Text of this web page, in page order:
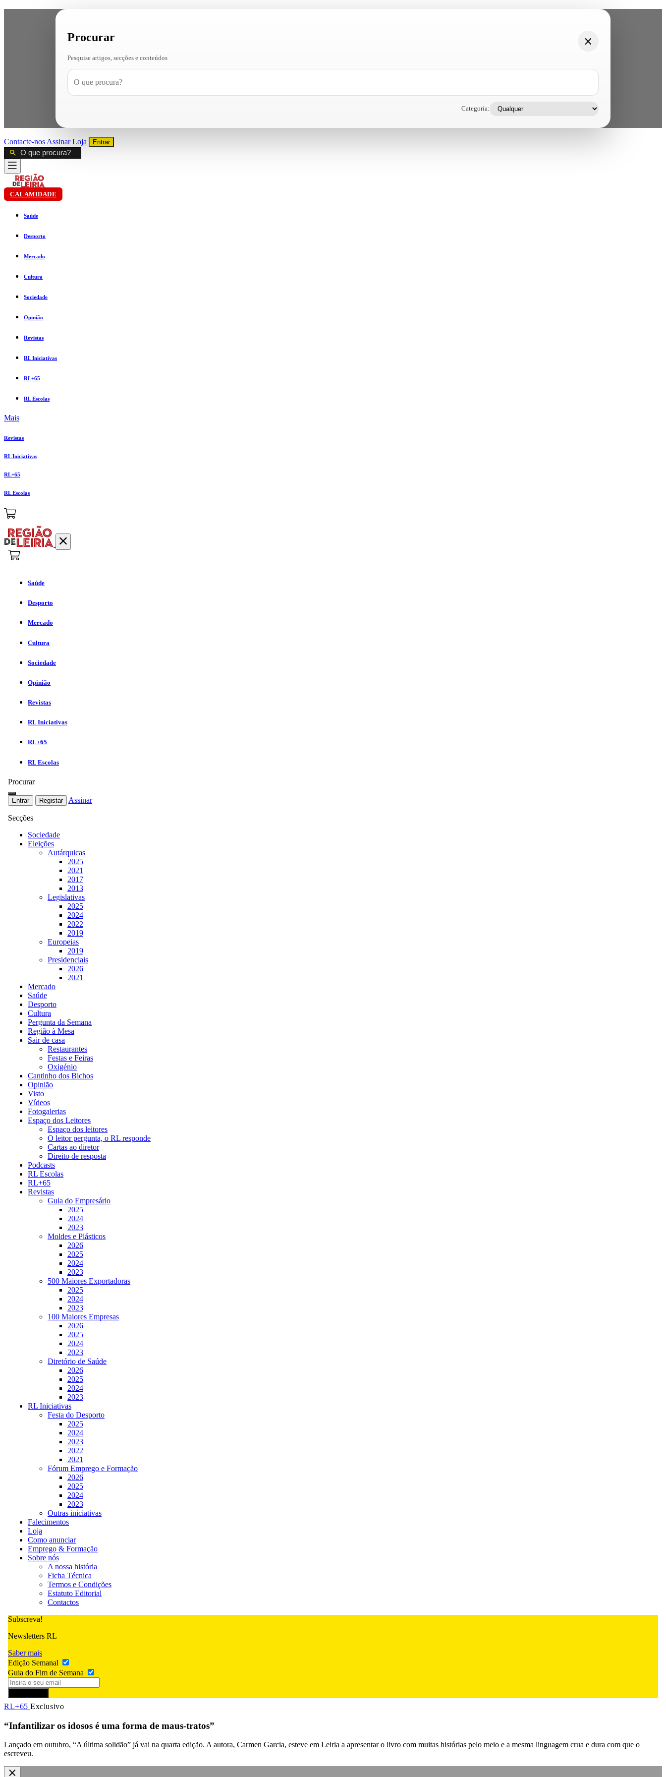
Procurar
Pesquise artigos, secções e conteúdos
Categoria:
Contacte-nos AssinarLoja Entrar
CALAMIDADE
Saúde
Desporto
Mercado
Cultura
Sociedade
Opinião
Revistas
RL Iniciativas
RL+65
RL Escolas
Mais
Revistas
RL Iniciativas
RL+65
RL Escolas
Saúde
Desporto
Mercado
Cultura
Sociedade
Opinião
Revistas
RL Iniciativas
RL+65
RL Escolas
Procurar
Entrar Registar Assinar
Secções
Sociedade
Eleições
Autárquicas
2025
2021
2017
2013
Legislativas
2025
2024
2022
2019
Europeias
2019
Presidenciais
2026
2021
Mercado
Saúde
Desporto
Cultura
Pergunta da Semana
Região à Mesa
Sair de casa
Restaurantes
Festas e Feiras
Oxigénio
Cantinho dos Bichos
Opinião
Visto
Vídeos
Fotogalerias
Espaço dos Leitores
Espaço dos leitores
O leitor pergunta, o RL responde
Cartas ao diretor
Direito de resposta
Podcasts
RL Escolas
RL+65
Revistas
Guia do Empresário
2025
2024
2023
Moldes e Plásticos
2026
2025
2024
2023
500 Maiores Exportadoras
2025
2024
2023
100 Maiores Empresas
2026
2025
2024
2023
Diretório de Saúde
2026
2025
2024
2023
RL Iniciativas
Festa do Desporto
2025
2024
2023
2022
2021
Fórum Emprego e Formação
2026
2025
2024
2023
Outras iniciativas
Falecimentos
Loja
Como anunciar
Emprego & Formação
Sobre nós
A nossa história
Ficha Técnica
Termos e Condições
Estatuto Editorial
Contactos
Subscreva!
Newsletters RL
Saber mais
Edição Semanal
Guia do Fim de Semana
RL+65 Exclusivo
“Infantilizar os idosos é uma forma de maus-tratos”
Lançado em outubro, “A última solidão” já vai na quarta edição. A autora, Carmen Garcia, esteve em Leiria a apresentar o livro com muitas histórias pelo meio e a mesma linguagem crua e dura com que o
escreveu.